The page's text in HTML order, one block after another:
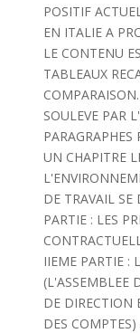
POSITIF
EN ITALIE A
LE CONTENU
TABLEAUX
SOULEVE PAR
PARAGRAPHES
UN CHAPITRE
DE TRAVAIL SE
PARTIE : LES
IIEME PARTIE :
(L'ASSEMBLEE
DE DIRECTION
DES